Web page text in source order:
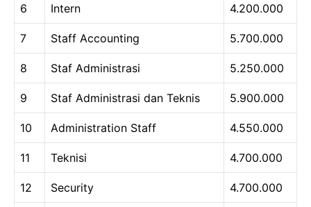
6 Intern 4.200.000
7 Staff Accounting 5.700.000
8 Staf Administrasi 5.250.000
9 Staf Administrasi dan Teknis 5.900.000
10 Administration Staff 4.550.000
11 Teknisi 4.700.000
12 Security 4.700.000